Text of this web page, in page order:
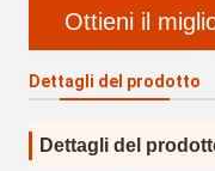
Ottieni il
Dettagli del prodotto
Dettagli del